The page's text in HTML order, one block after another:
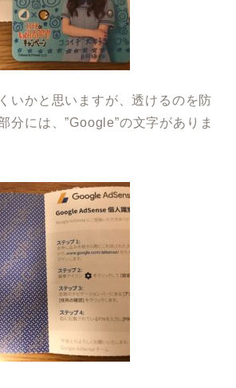
いかと思いますが、透けるのを防
分には、”Google”の文字がありま